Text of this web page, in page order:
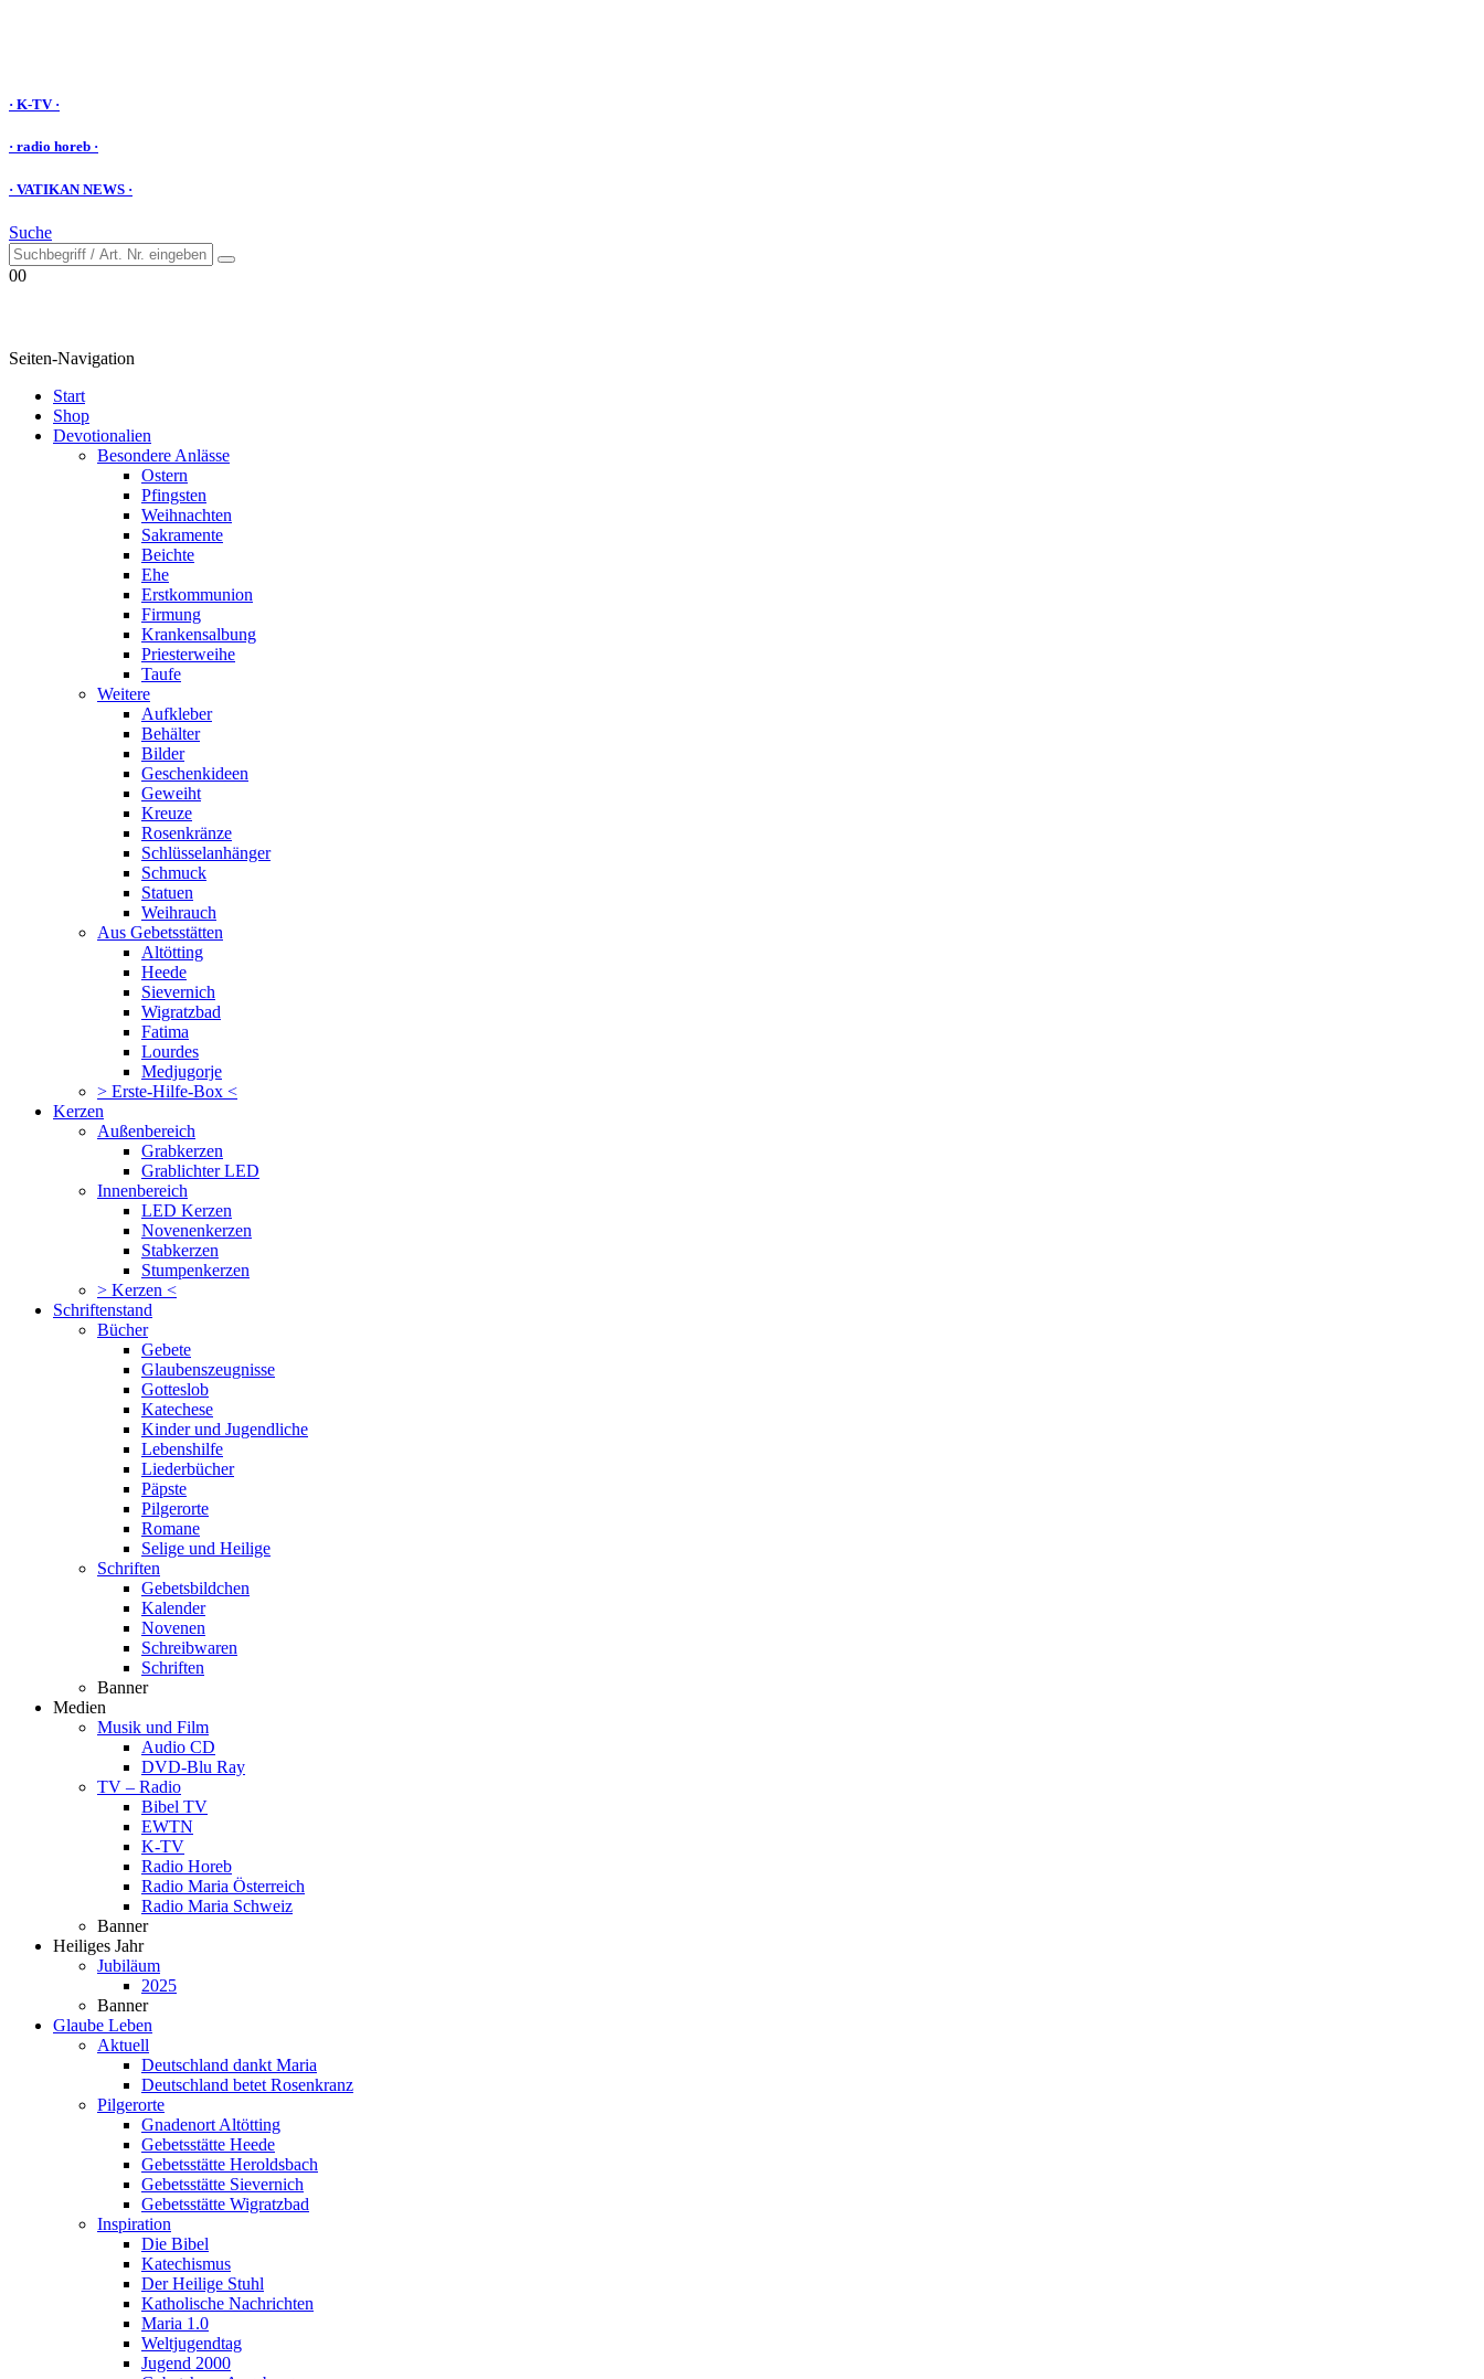
· K-TV ·
· radio horeb ·
· VATIKAN NEWS ·
Suche
00
Seiten-Navigation
Start
Shop
Devotionalien
Besondere Anlässe
Ostern
Pfingsten
Weihnachten
Sakramente
Beichte
Ehe
Erstkommunion
Firmung
Krankensalbung
Priesterweihe
Taufe
Weitere
Aufkleber
Behälter
Bilder
Geschenkideen
Geweiht
Kreuze
Rosenkränze
Schlüsselanhänger
Schmuck
Statuen
Weihrauch
Aus Gebetsstätten
Altötting
Heede
Sievernich
Wigratzbad
Fatima
Lourdes
Medjugorje
> Erste-Hilfe-Box <
Kerzen
Außenbereich
Grabkerzen
Grablichter LED
Innenbereich
LED Kerzen
Novenenkerzen
Stabkerzen
Stumpenkerzen
> Kerzen <
Schriftenstand
Bücher
Gebete
Glaubenszeugnisse
Gotteslob
Katechese
Kinder und Jugendliche
Lebenshilfe
Liederbücher
Päpste
Pilgerorte
Romane
Selige und Heilige
Schriften
Gebetsbildchen
Kalender
Novenen
Schreibwaren
Schriften
Banner
Medien
Musik und Film
Audio CD
DVD-Blu Ray
TV – Radio
Bibel TV
EWTN
K-TV
Radio Horeb
Radio Maria Österreich
Radio Maria Schweiz
Banner
Heiliges Jahr
Jubiläum
2025
Banner
Glaube Leben
Aktuell
Deutschland dankt Maria
Deutschland betet Rosenkranz
Pilgerorte
Gnadenort Altötting
Gebetsstätte Heede
Gebetsstätte Heroldsbach
Gebetsstätte Sievernich
Gebetsstätte Wigratzbad
Inspiration
Die Bibel
Katechismus
Der Heilige Stuhl
Katholische Nachrichten
Maria 1.0
Weltjugendtag
Jugend 2000